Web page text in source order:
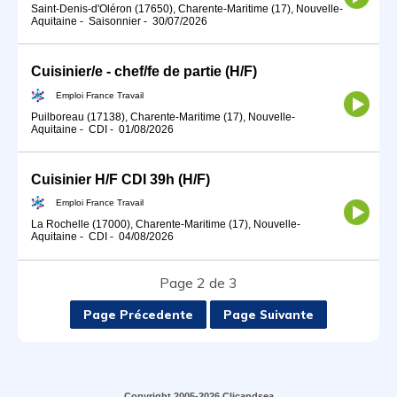
Saint-Denis-d'Oléron (17650), Charente-Maritime (17), Nouvelle-
Aquitaine - Saisonnier - 30/07/2026
Cuisinier/e - chef/fe de partie (H/F)
Emploi France Travail
Puilboreau (17138), Charente-Maritime (17), Nouvelle-
Aquitaine - CDI - 01/08/2026
Cuisinier H/F CDI 39h (H/F)
Emploi France Travail
La Rochelle (17000), Charente-Maritime (17), Nouvelle-
Aquitaine - CDI - 04/08/2026
Page 2 de 3
Page Précedente Page Suivante